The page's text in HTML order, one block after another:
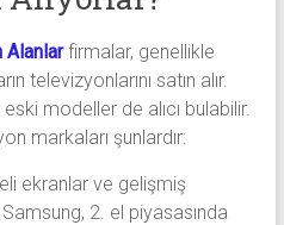
Alanlarfirmalar, genellikle
televizyonlarını satın alır.
modeller de alıcı bulabilir.
markaları şunlardır:
ekranlar ve gelişmiş
2. el piyasasında